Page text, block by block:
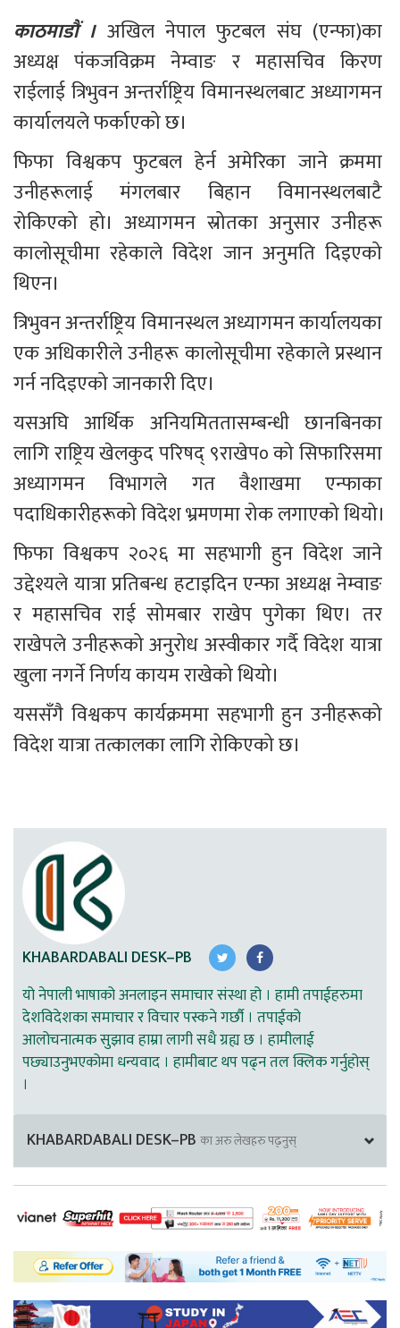
काठमाडौं । अखिल नेपाल फुटबल संघ (एन्फा)का
अध्यक्ष पंकजविक्रम नेम्वाङ र महासचिव किरण
राईलाई त्रिभुवन अन्तर्राष्ट्रिय विमानस्थलबाट अध्यागमन
कार्यालयले फर्काएको छ।
फिफा विश्वकप फुटबल हेर्न अमेरिका जाने क्रममा
उनीहरूलाई मंगलबार बिहान विमानस्थलबाटै
रोकिएको हो। अध्यागमन स्रोतका अनुसार उनीहरू
कालोसूचीमा रहेकाले विदेश जान अनुमति दिइएको
थिएन।
त्रिभुवन अन्तर्राष्ट्रिय विमानस्थल अध्यागमन कार्यालयका
एक अधिकारीले उनीहरू कालोसूचीमा रहेकाले प्रस्थान
गर्न नदिइएको जानकारी दिए।
यसअघि आर्थिक अनियमिततासम्बन्धी छानबिनका
लागि राष्ट्रिय खेलकुद परिषद् ९राखेप० को सिफारिसमा
अध्यागमन विभागले गत वैशाखमा एन्फाका
पदाधिकारीहरूको विदेश भ्रमणमा रोक लगाएको थियो।
फिफा विश्वकप २०२६ मा सहभागी हुन विदेश जाने
उद्देश्यले यात्रा प्रतिबन्ध हटाइदिन एन्फा अध्यक्ष नेम्वाङ
र महासचिव राई सोमबार राखेप पुगेका थिए। तर
राखेपले उनीहरूको अनुरोध अस्वीकार गर्दै विदेश यात्रा
खुला नगर्ने निर्णय कायम राखेको थियो।
यससँगै विश्वकप कार्यक्रममा सहभागी हुन उनीहरूको
विदेश यात्रा तत्कालका लागि रोकिएको छ।
KHABARDABALI DESK–PB
यो नेपाली भाषाको अनलाइन समाचार संस्था हो । हामी तपाईहरुमा
देशविदेशका समाचार र विचार पस्कने गर्छौ । तपाईको
आलोचनात्मक सुझाव हाम्रा लागी सधै ग्रह्य छ । हामीलाई
पछ्याउनुभएकोमा धन्यवाद । हामीबाट थप पढ्न तल क्लिक गर्नुहोस्
।
KHABARDABALI DESK–PB का अरु लेखहरु पढ्नुस्